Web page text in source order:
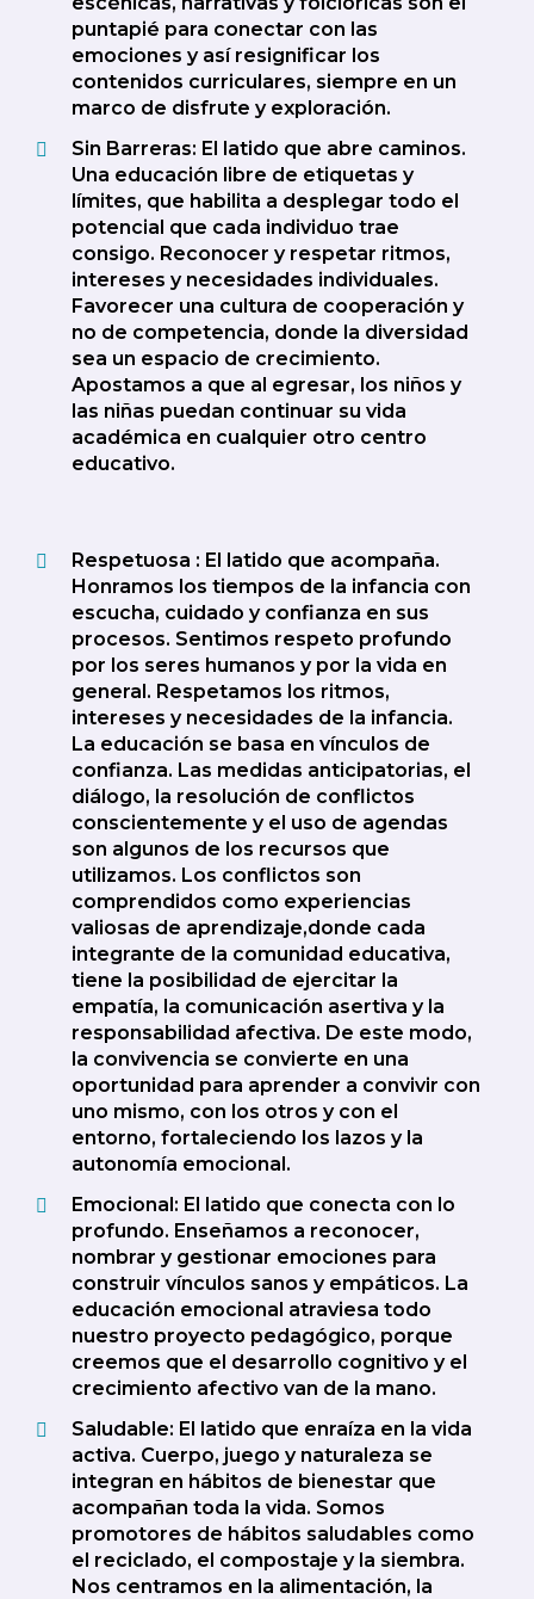
puntapié para conectar con las
emociones y así resignificar los
contenidos curriculares, siempre en un
marco de disfrute y exploración.
Sin Barreras: El latido que abre caminos.
Una educación libre de etiquetas y
límites, que habilita a desplegar todo el
potencial que cada individuo trae
consigo. Reconocer y respetar ritmos,
intereses y necesidades individuales.
Favorecer una cultura de cooperación y
no de competencia, donde la diversidad
sea un espacio de crecimiento.
Apostamos a que al egresar, los niños y
las niñas puedan continuar su vida
académica en cualquier otro centro
educativo.
Respetuosa : El latido que acompaña.
Honramos los tiempos de la infancia con
escucha, cuidado y confianza en sus
procesos. Sentimos respeto profundo
por los seres humanos y por la vida en
general. Respetamos los ritmos,
intereses y necesidades de la infancia.
La educación se basa en vínculos de
confianza. Las medidas anticipatorias, el
diálogo, la resolución de conflictos
conscientemente y el uso de agendas
son algunos de los recursos que
utilizamos. Los conflictos son
comprendidos como experiencias
valiosas de aprendizaje,donde cada
integrante de la comunidad educativa,
tiene la posibilidad de ejercitar la
empatía, la comunicación asertiva y la
responsabilidad afectiva. De este modo,
la convivencia se convierte en una
oportunidad para aprender a convivir con
uno mismo, con los otros y con el
entorno, fortaleciendo los lazos y la
autonomía emocional.
Emocional: El latido que conecta con lo
profundo. Enseñamos a reconocer,
nombrar y gestionar emociones para
construir vínculos sanos y empáticos. La
educación emocional atraviesa todo
nuestro proyecto pedagógico, porque
creemos que el desarrollo cognitivo y el
crecimiento afectivo van de la mano.
Saludable: El latido que enraíza en la vida
activa. Cuerpo, juego y naturaleza se
integran en hábitos de bienestar que
acompañan toda la vida. Somos
promotores de hábitos saludables como
el reciclado, el compostaje y la siembra.
Nos centramos en la alimentación, la